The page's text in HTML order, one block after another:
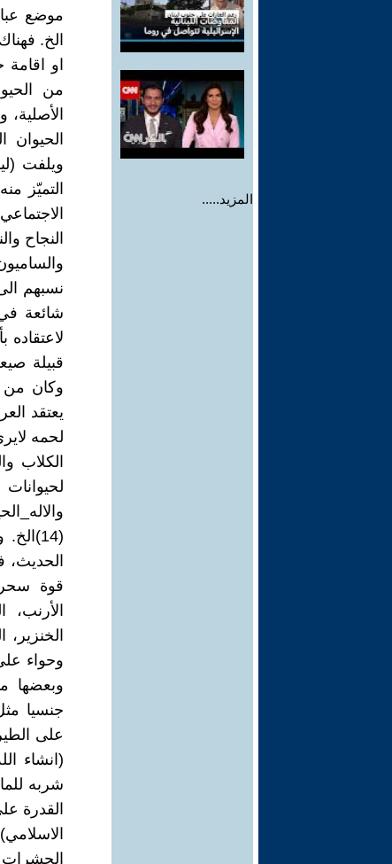
المزيد.....
موضع
الخ.
او
من
ويلفت
التميّز
نسبهم
شائعة
قبيلة
وكان
لحمه
الحديث،
وحواء
وبعضها
على
(انشاء
شربه
القدرة